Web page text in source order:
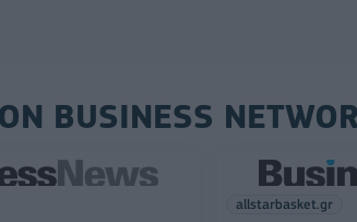
BUSINESS
allstarbasket.gr